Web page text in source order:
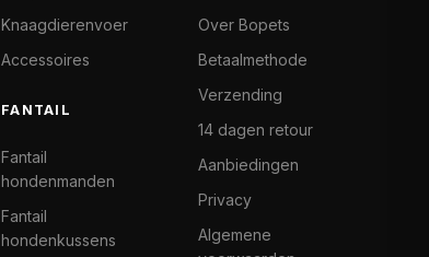
Knaagdierenvoer
Accessoires
FANTAIL
Fantail
hondenmanden
Fantail
hondenkussens
Over Bopets
Betaalmethode
Verzending
14 dagen retour
Aanbiedingen
Privacy
Algemene